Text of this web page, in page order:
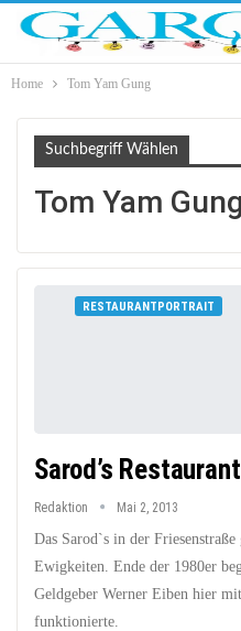
Home Tom Yam Gung
Suchbegriff Wählen
Tom Yam Gung
RESTAURANTPORTRAIT
Sarod’s Restaurant
Redaktion Mai 2, 2013
Das Sarod`s in der
Ewigkeiten. Ende der 1980er
Geldgeber Werner Eiben hier
funktionierte.